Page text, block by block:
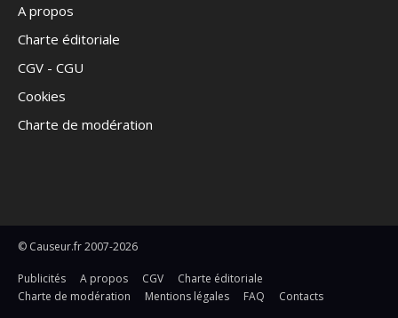
A propos
Charte éditoriale
CGV - CGU
Cookies
Charte de modération
© Causeur.fr 2007-2026
Publicités A propos CGV
Charte éditoriale
Charte de modération
Mentions légales FAQ Contacts